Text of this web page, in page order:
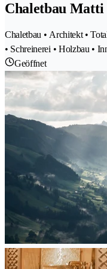
Chaletbau Matti
Chaletbau • Architekt •
• Schreinerei • Holzbau •
Geöffnet